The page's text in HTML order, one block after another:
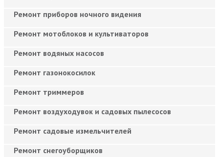
Ремонт приборов ночного видения
Ремонт мотоблоков и культиваторов
Ремонт водяных насосов
Ремонт газонокосилок
Ремонт триммеров
Ремонт воздуходувок и садовых пылесосов
Ремонт садовые измельчителей
Ремонт снегоуборщиков